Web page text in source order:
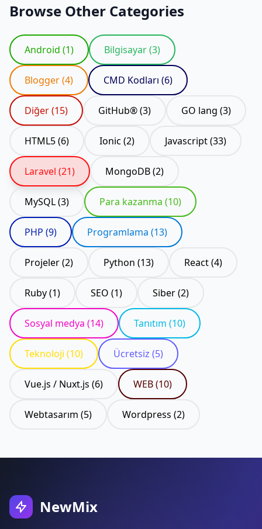
Browse Other Categories
Android (1) Bilgisayar (3)
Blogger (4) CMD Kodları (6)
Diğer (15) GitHub® (3) GO lang (3)
HTML5 (6) Ionic (2) Javascript (33)
Laravel (21) MongoDB (2)
MySQL (3) Para kazanma (10)
PHP (9) Programlama (13)
Projeler (2) Python (13) React (4)
Ruby (1) SEO (1) Siber (2)
Sosyal medya (14) Tanıtım (10)
Teknoloji (10) Ücretsiz (5)
Vue.js / Nuxt.js (6) WEB (10)
Webtasarım (5) Wordpress (2)
NewMix